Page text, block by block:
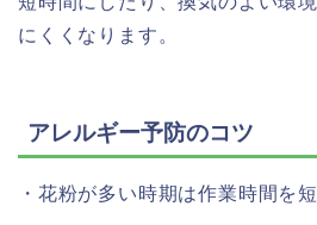
にくくなります。
アレルギー予防のコツ
・花粉が多い時期は作業時間を